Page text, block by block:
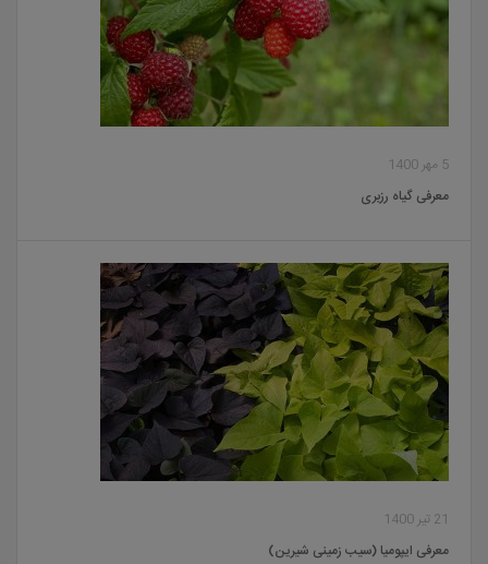
5 مهر 1400
معرفی گیاه رزبری
21 تیر 1400
معرفی ایپومیا (سیب زمینی شیرین)